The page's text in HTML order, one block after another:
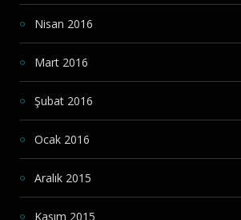
Nisan 2016
Mart 2016
Şubat 2016
Ocak 2016
Aralık 2015
Kasım 2015